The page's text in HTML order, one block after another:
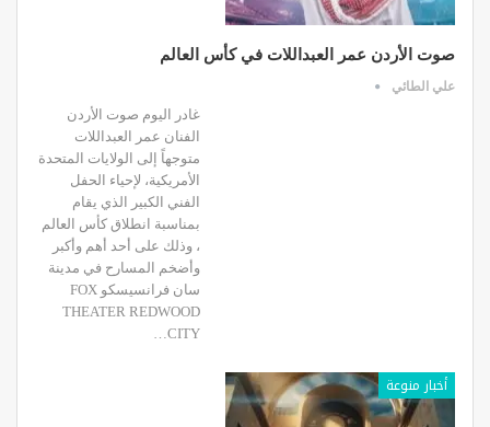
صوت الأردن عمر العبداللات في كأس العالم
علي الطائي
غادر اليوم صوت الأردن
الفنان عمر العبداللات
متوجهاً إلى الولايات المتحدة
الأمريكية، لإحياء الحفل
الفني الكبير الذي يقام
بمناسبة انطلاق كأس العالم
، وذلك على أحد أهم وأكبر
وأضخم المسارح في مدينة
سان فرانسيسكو FOX
THEATER REDWOOD
CITY…
أخبار منوعة